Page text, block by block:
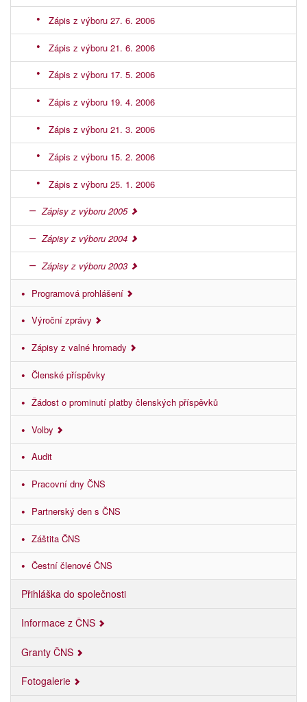
Zápis z výboru 27. 6. 2006
Zápis z výboru 21. 6. 2006
Zápis z výboru 17. 5. 2006
Zápis z výboru 19. 4. 2006
Zápis z výboru 21. 3. 2006
Zápis z výboru 15. 2. 2006
Zápis z výboru 25. 1. 2006
Zápisy z výboru 2005
Zápisy z výboru 2004
Zápisy z výboru 2003
Programová prohlášení
Výroční zprávy
Zápisy z valné hromady
Členské příspěvky
Žádost o prominutí platby členských příspěvků
Volby
Audit
Pracovní dny ČNS
Partnerský den s ČNS
Záštita ČNS
Čestní členové ČNS
Přihláška do společnosti
Informace z ČNS
Granty ČNS
Fotogalerie